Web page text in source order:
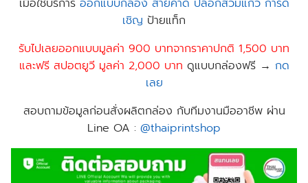
เมื่อใช้บริการ ออกแบบกล่อง สายคาด ปลอกสวมแก้ว การ์ด
เชิญ ป้าย​แท็ก
รับไปเลยออกแบบมูลค่า 900 บาทจากราคาปกติ 1,500 บาท
และฟรี สปอตยูวี มูลค่า 2,000 บาท ดูแบบกล่องฟรี → กด
เลย
สอบถามข้อมูลก่อนสั่งผลิตกล่อง กับทีมงานมืออาชีพ ผ่าน
Line OA : @thaiprintshop